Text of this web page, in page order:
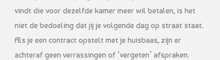
vindt die voor dezelfde kamer meer wil betalen, is het
niet de bedoeling dat jij je volgende dag op straat staat.
Als je een contract opstelt met je huisbaas, zijn er
achteraf geen verrassingen of ‘vergeten’ afspraken.